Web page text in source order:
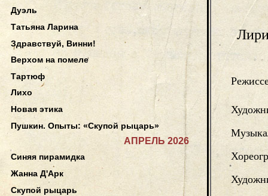
Дуэль
Татьяна Ларина
Здравствуй, Винни!
Верхом на помеле
Тартюф
Лихо
Новая этика
Пушкин. Опыты: «Скупой рыцарь»
АПРЕЛЬ 2026
Синяя пирамидка
Жанна Д'Арк
Скупой рыцарь